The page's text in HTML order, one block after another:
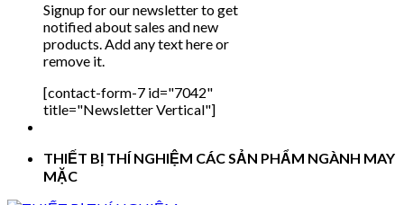
Signup for our newsletter to get
notified about sales and new
products. Add any text here or
remove it.
[contact-form-7 id="7042"
title="Newsletter Vertical"]
THIẾT BỊ THÍ NGHIỆM CÁC SẢN PHẨM NGÀNH MAY
MẶC